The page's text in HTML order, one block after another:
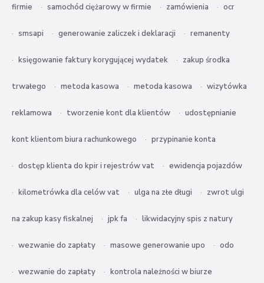
firmie samochód ciężarowy w firmie zamówienia ocr
smsapi generowanie zaliczek i deklaracji remanenty
księgowanie faktury korygującej wydatek zakup środka
trwałego metoda kasowa metoda kasowa wizytówka
reklamowa tworzenie kont dla klientów udostępnianie
kont klientom biura rachunkowego przypinanie konta
dostęp klienta do kpir i rejestrów vat ewidencja pojazdów
kilometrówka dla celów vat ulga na złe długi zwrot ulgi
na zakup kasy fiskalnej jpk fa likwidacyjny spis z natury
wezwanie do zapłaty masowe generowanie upo odo
wezwanie do zapłaty kontrola należności w biurze